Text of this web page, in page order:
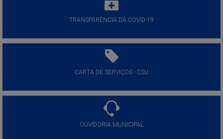
TRANSPARÊNCIA DA COVID-19
CARTA DE SERVIÇOS - CSU
OUVIDORIA MUNICIPAL